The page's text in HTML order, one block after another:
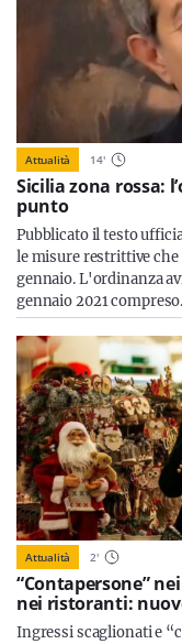
Attualità 14'
Sicilia zona rossa:
punto
Pubblicato il testo
le misure restrittive che
gennaio. L'ordinanza
gennaio 2021
Attualità 2'
“Contapersone”
nei ristoranti:
Ingressi scaglionati e